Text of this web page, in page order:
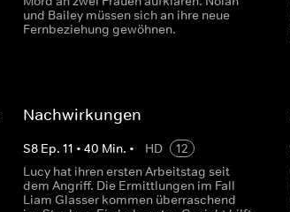
und Bailey müssen sich an ihre neue
Fernbeziehung gewöhnen.
Nachwirkungen
S8 Ep. 11 • 40 Min. • HD
12
Lucy hat ihren ersten Arbeitstag seit
dem Angriff. Die Ermittlungen im Fall
Liam Glasser kommen überraschend